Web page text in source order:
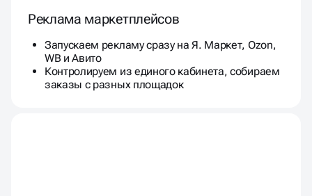
Реклама маркетплейсов
Запускаем рекламу сразу на Я. Маркет, Ozon,
WB и Авито
Контролируем из единого кабинета, собираем
заказы с разных площадок